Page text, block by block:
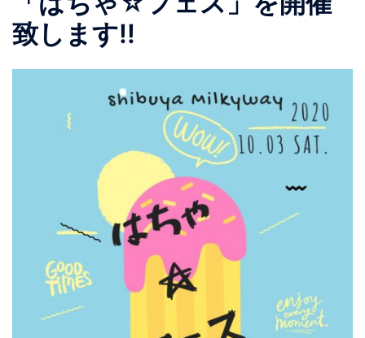
致します!!